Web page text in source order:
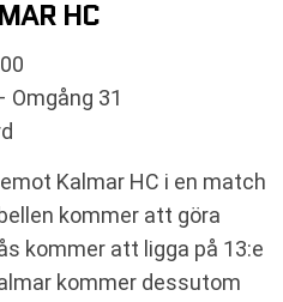
HC
Omgång 31
Kalmar HC i en match
kommer att göra
kommer att ligga på 13:e
kommer dessutom